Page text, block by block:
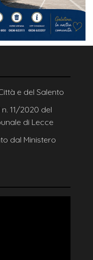
e del Salento
11/2020 del
di Lecce
dal Ministero